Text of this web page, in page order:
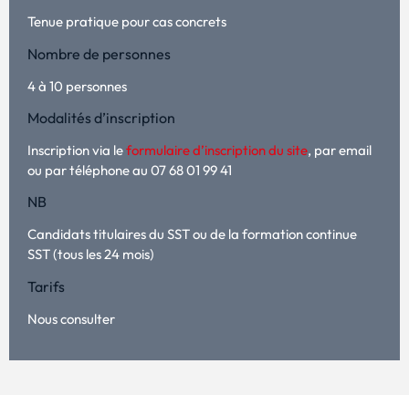
Tenue pratique pour cas concrets
Nombre de personnes
4 à 10 personnes
Modalités d’inscription
Inscription via leformulaire d’inscription du site, par email
ou par téléphone au 07 68 01 99 41
NB
Candidats titulaires du SST ou de la formation continue
SST (tous les 24 mois)
Tarifs
Nous consulter